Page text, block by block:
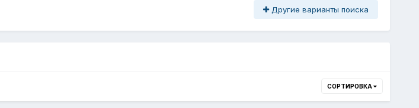
Другие варианты поиска
СОРТИРОВКА